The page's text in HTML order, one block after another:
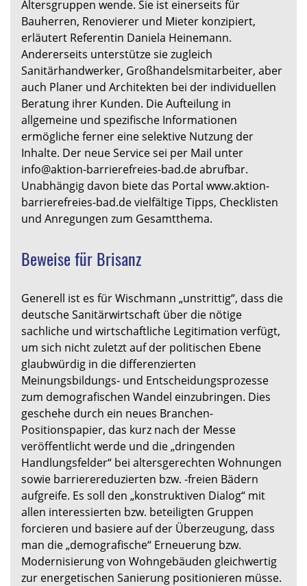
Altersgruppen wende. Sie ist einerseits für
Bauherren, Renovierer und Mieter konzipiert,
erläutert Referentin Daniela Heinemann.
Andererseits unterstütze sie zugleich
Sanitärhandwerker, Großhandelsmitarbeiter, aber
auch Planer und Architekten bei der individuellen
Beratung ihrer Kunden. Die Aufteilung in
allgemeine und spezifische Informationen
ermögliche ferner eine selektive Nutzung der
Inhalte. Der neue Service sei per Mail unter
info@aktion-barrierefreies-bad.de abrufbar.
Unabhängig davon biete das Portal www.aktion-
barrierefreies-bad.de vielfältige Tipps, Checklisten
und Anregungen zum Gesamtthema.
Beweise für Brisanz
Generell ist es für Wischmann „unstrittig“, dass die
deutsche Sanitärwirtschaft über die nötige
sachliche und wirtschaftliche Legitimation verfügt,
um sich nicht zuletzt auf der politischen Ebene
glaubwürdig in die differenzierten
Meinungsbildungs- und Entscheidungsprozesse
zum demografischen Wandel einzubringen. Dies
geschehe durch ein neues Branchen-
Positionspapier, das kurz nach der Messe
veröffentlicht werde und die „dringenden
Handlungsfelder“ bei altersgerechten Wohnungen
sowie barrierereduzierten bzw. -freien Bädern
aufgreife. Es soll den „konstruktiven Dialog“ mit
allen interessierten bzw. beteiligten Gruppen
forcieren und basiere auf der Überzeugung, dass
man die „demografische“ Erneuerung bzw.
Modernisierung von Wohngebäuden gleichwertig
zur energetischen Sanierung positionieren müsse.